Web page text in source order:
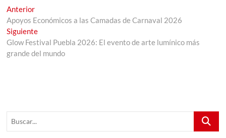
Navegación
de
entradas
AnteriorEntrada
anterior:
Apoyos Económicos a las Camadas de Carnaval 2026
SiguienteEntrada
siguiente:
Glow Festival Puebla 2026: El evento de arte lumínico más
grande del mundo
Buscar...